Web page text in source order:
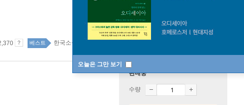
오늘은 그만 보기
베스트 한국소설 top100 24주
판매중
수량